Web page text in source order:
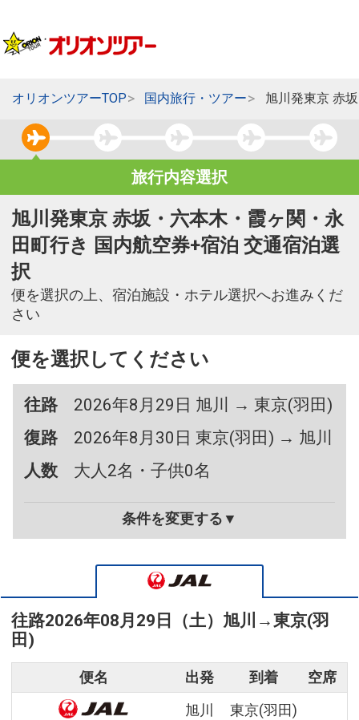
オリオンツアーTOP 国内旅行・ツアー 旭川発東京 赤
旅行内容選択
旭川発東京 赤坂・六本木・霞ヶ関・永
田町行き 国内航空券+宿泊 交通宿泊選
択
便を選択の上、宿泊施設・ホテル選択へお進みくだ
さい
便を選択してください
往路
2026年8月29日 旭川 → 東京(羽田)
復路
2026年8月30日 東京(羽田) → 旭川
人数
大人2名・子供0名
条件を変更する▼
往路2026年08月29日（土） 旭川 →東京(羽
田)
便名 出発 到着 空席
旭川
東京(羽田)